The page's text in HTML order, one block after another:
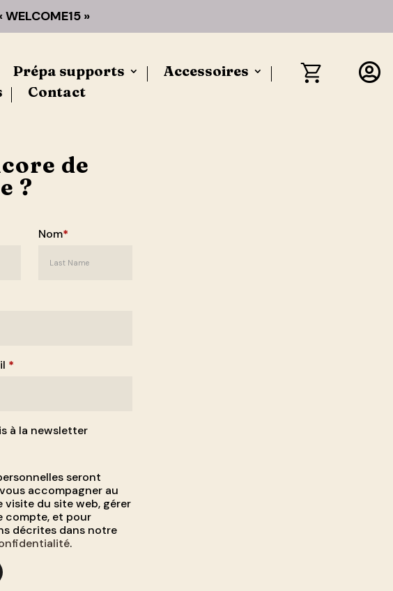
»
Prépa supports
Accessoires
Contact

de
?
Nom*
*
à la newsletter
seront
accompagner au
visite du site web, gérer
compte, et pour
décrites dans notre
.